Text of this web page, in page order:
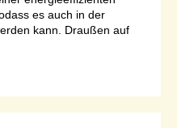
es auch in der
kann. Draußen auf